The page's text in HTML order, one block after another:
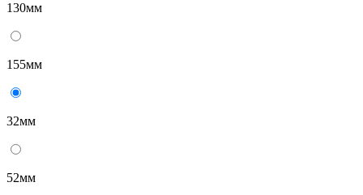
130мм
155мм
32мм
52мм